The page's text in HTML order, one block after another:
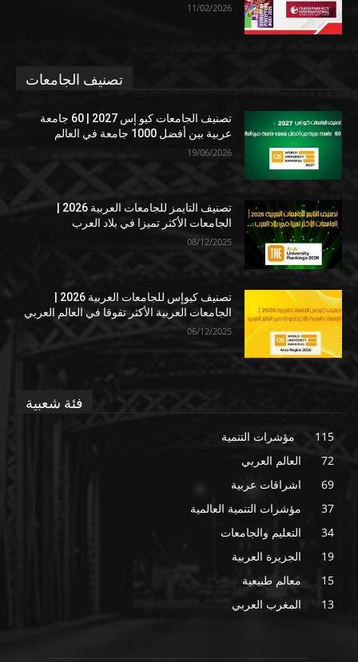
11/02/2026
تصنيف الجامعات
تصنيف الجامعات كيو إس 2027 | 60 جامعة
عربية بين أفضل 1000 جامعة في العالم
19/06/2026
الجامعات الأكثر تميزا في بلاد العرب
08/12/2025
الجامعات العربية الأكثر تفوقا في العالم العربي
06/12/2025
فئة شعبية
مؤشرات التنمية
115
العالم العربي
72
اشراقات عربية
69
مؤشرات التنمية العالمية
37
التعليم والجامعات
34
الجزيرة العربية
19
معالم طبيعية
15
المغرب العربي
13